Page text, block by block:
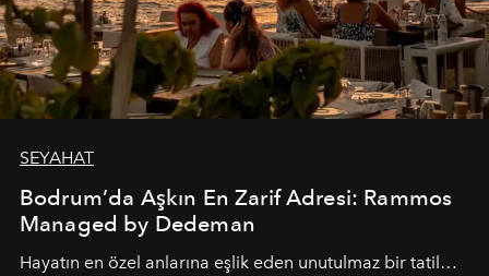
SEYAHAT
Bodrum’da Aşkın En Zarif Adresi: Rammos
Managed by Dedeman
Hayatın en özel anlarına eşlik eden unutulmaz bir tatil…